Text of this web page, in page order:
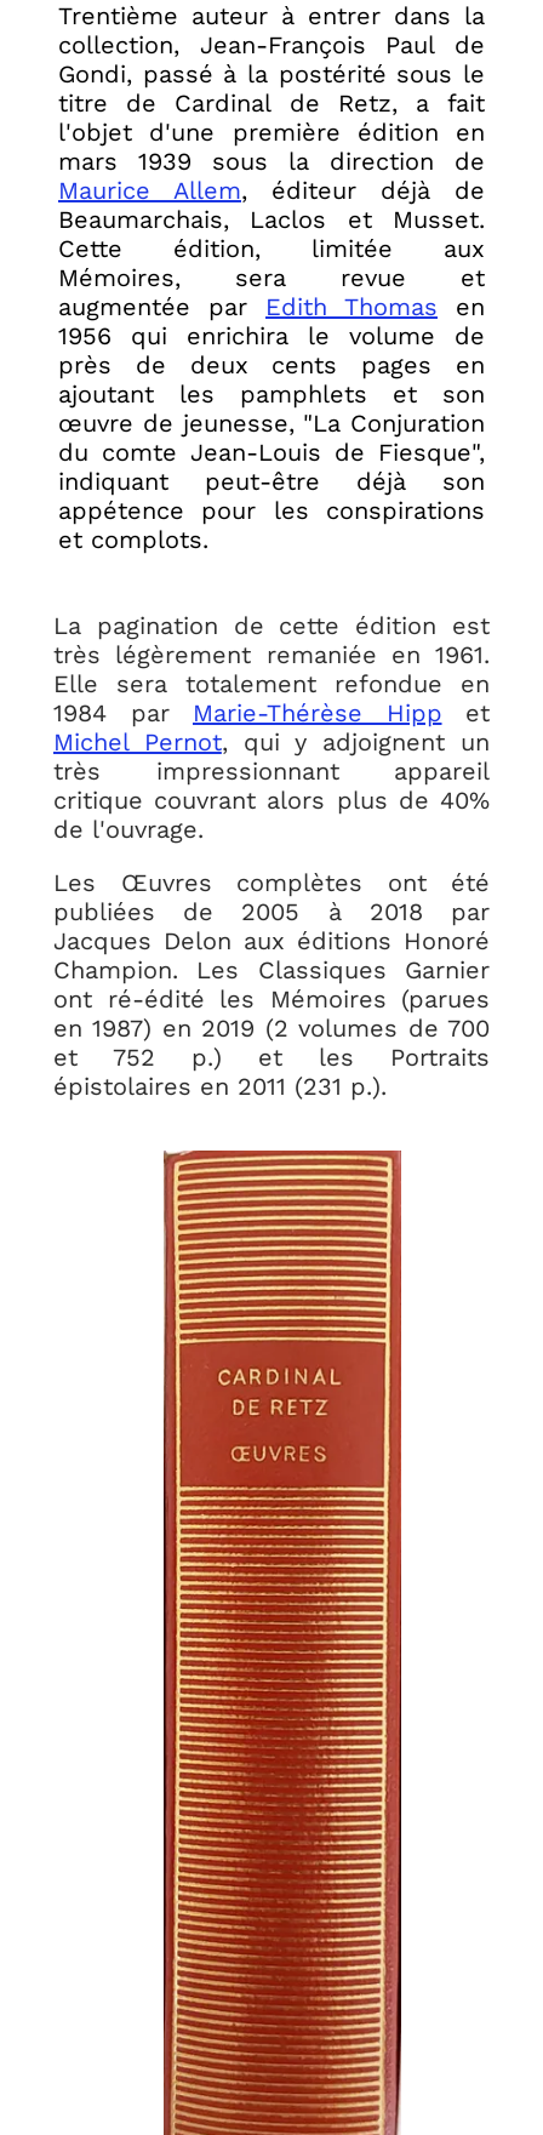
Trentième auteur à entrer dans la
collection, Jean-François Paul de
Gondi, passé à la postérité sous le
titre de Cardinal de Retz, a fait
l'objet d'une première édition en
mars 1939 sous la direction de
Maurice Allem, éditeur déjà de
Beaumarchais, Laclos et Musset.
Cette édition, limitée aux
Mémoires, sera revue et
augmentée par Edith Thomas en
1956 qui enrichira le volume de
près de deux cents pages en
ajoutant les pamphlets et son
œuvre de jeunesse, "La Conjuration
du comte Jean-Louis de Fiesque",
indiquant peut-être déjà son
appétence pour les conspirations
et complots.
La pagination de cette édition est
très légèrement remaniée en 1961.
Elle sera totalement refondue en
1984 par Marie-Thérèse Hipp et
Michel Pernot, qui y adjoignent un
très impressionnant appareil
critique couvrant alors plus de 40%
de l'ouvrage.
Les Œuvres complètes ont été
publiées de 2005 à 2018 par
Jacques Delon aux éditions Honoré
Champion. Les Classiques Garnier
ont ré-édité les Mémoires (parues
en 1987) en 2019 (2 volumes de 700
et 752 p.) et les Portraits
épistolaires en 2011 (231 p.).